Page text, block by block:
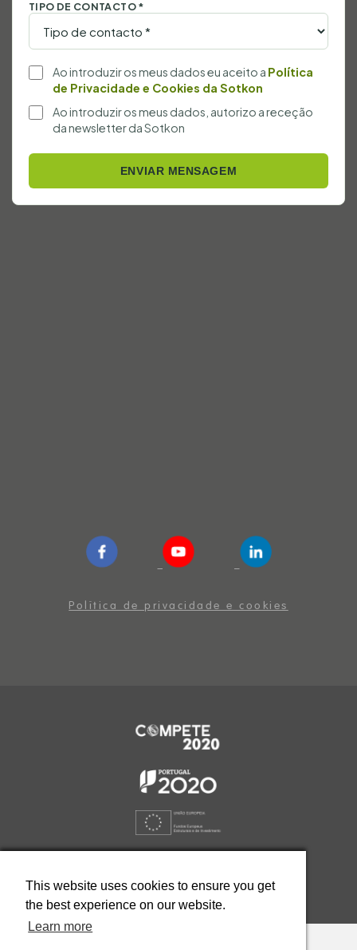
This website uses cookies to ensure you get
the best experience on our website.
Learn more
Política de privacidade e cookies